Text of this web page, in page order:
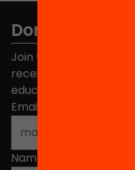
Don't miss
Join the more than
receive news about
educational change in
Email address
Name